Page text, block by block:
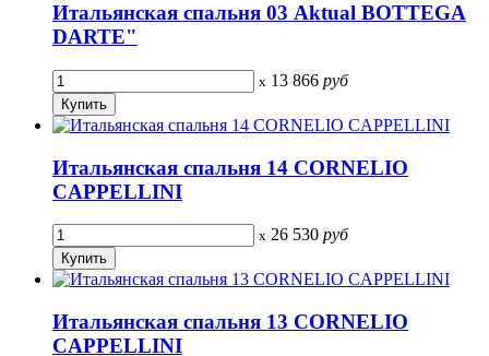
Итальянская спальня 03 Aktual BOTTEGA
DARTE"
x 13 866 руб
Итальянская спальня 14 CORNELIO
CAPPELLINI
x 26 530 руб
Итальянская спальня 13 CORNELIO
CAPPELLINI